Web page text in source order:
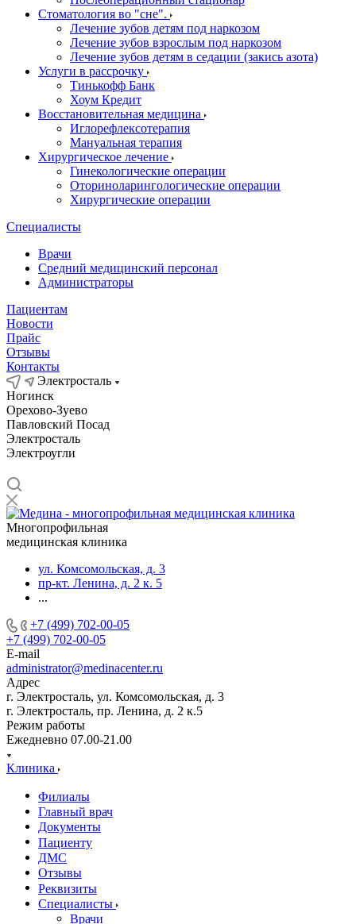
Стоматология во "сне".
Лечение зубов детям под наркозом
Лечение зубов взрослым под наркозом
Лечение зубов детям в седации (закись азота)
Услуги в рассрочку
Тинькофф Банк
Хоум Кредит
Восстановительная медицина
Иглорефлексотерапия
Мануальная терапия
Хирургическое лечение
Гинекологические операции
Оториноларингологические операции
Хирургические операции
Специалисты
Врачи
Средний медицинский персонал
Администраторы
Пациентам
Новости
Прайс
Отзывы
Контакты
Электросталь
Ногинск
Орехово-Зуево
Павловский Посад
Электросталь
Электроугли
Многопрофильная
медицинская клиника
ул. Комсомольская, д. 3
пр-кт. Ленина, д. 2 к. 5
...
+7 (499) 702-00-05
+7 (499) 702-00-05
E-mail
administrator@medinacenter.ru
Адрес
г. Электросталь, ул. Комсомольская, д. 3
г. Электросталь, пр. Ленина, д. 2 к.5
Режим работы
Ежедневно 07.00-21.00
Клиника
Филиалы
Главный врач
Документы
Пациенту
ДМС
Отзывы
Реквизиты
Специалисты
Врачи